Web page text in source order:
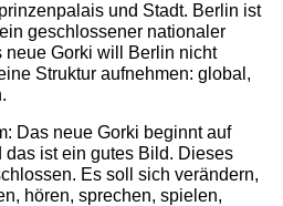
und Stadt. Berlin ist
geschlossener nationaler
neue Gorki will Berlin nicht
Struktur aufnehmen: global,
Das neue Gorki beginnt auf
ist ein gutes Bild. Dieses
Es soll sich verändern,
hören, sprechen, spielen,